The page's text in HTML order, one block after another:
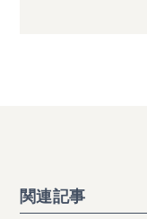
関連記事